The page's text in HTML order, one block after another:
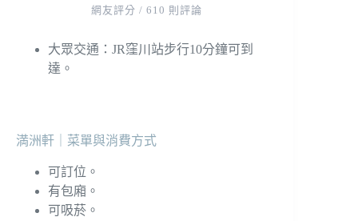
網友評分 / 610 則評論
大眾交通：JR窪川站步行10分鐘可到
達。
満洲軒｜菜單與消費方式
可訂位。
有包廂。
可吸菸。